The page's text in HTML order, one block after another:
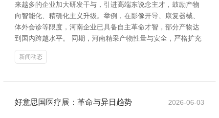
来越多的企业加大研发干与，引进高端东说念主才，鼓励产物
向智能化、精确化主义升级。举例，在影像开导、康复器械、
体外会诊等限度，河南企业已具备自主革命才智，部分产物达
到国内跨越水平。 同期，河南精采产物性量与安全，严格扩充
新闻动态
好意思国医疗展：革命与异日趋势 2026-06-03